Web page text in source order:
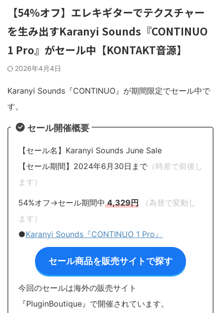
【54%オフ】エレキギターでテクスチャー
を生み出すKaranyi Sounds『CONTINUO
1 Pro』がセール中【KONTAKT音源】
2026年4月4日
Karanyi Sounds『CONTINUO』が期間限定でセール中で
す。
セール開催概要
【セール名】Karanyi Sounds June Sale
【セール期間】2024年6月30日まで （時差で前後し
ます）
54%オフ→セール期間中4,329円
（為替で変動し
ます）
●Karanyi Sounds『CONTINUO 1 Pro』
セール商品を販売サイトで探す
今回のセールは海外の販売サイト
『PluginBoutique』で開催されています。